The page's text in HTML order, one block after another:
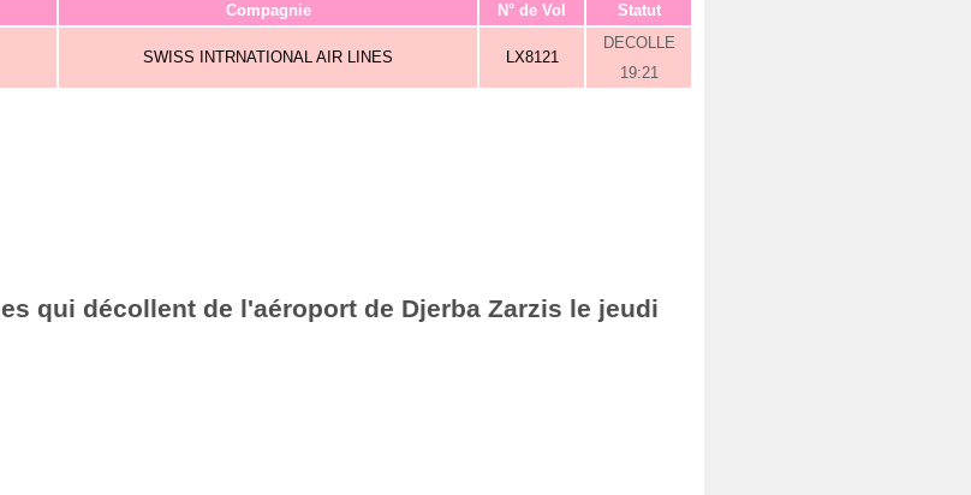
Compagnie N° de Vol Statut
SWISS INTRNATIONAL AIR LINES LX8121
DECOLLE
19:21
qui décollent de l'aéroport de Djerba Zarzis le jeudi